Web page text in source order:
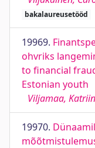
bakalaureusetööd
19969.
ohvriks
to financial
Estonian youth
Viljamaa, Katriin
19970.